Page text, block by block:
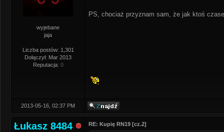
wyjebane
jaja
Liczba postów: 1,301
Dołączył: Mar 2013
Reputacja: 0
PS, chociaż przyznam sam, że jak ktoś
2013-05-16, 02:37 PM
Łukasz 8484 RE: Kupię RN19 [cz.2]